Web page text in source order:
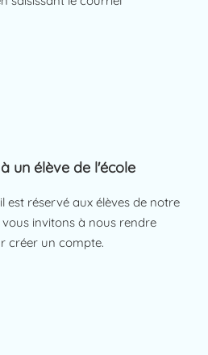
un élève de l'école
est réservé aux élèves de notre
invitons à nous rendre
créer un compte.